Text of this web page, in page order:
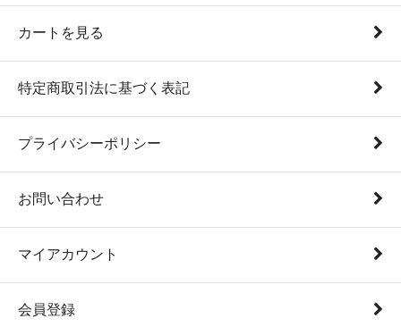
カートを見る
特定商取引法に基づく表記
プライバシーポリシー
お問い合わせ
マイアカウント
会員登録